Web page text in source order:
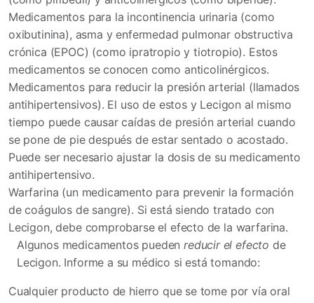
Medicamentos para la incontinencia urinaria (como
oxibutinina), asma y enfermedad pulmonar obstructiva
crónica (EPOC) (como ipratropio y tiotropio). Estos
medicamentos se conocen como anticolinérgicos.
Medicamentos para reducir la presión arterial (llamados
antihipertensivos). El uso de estos y Lecigon al mismo
tiempo puede causar caídas de presión arterial cuando
se pone de pie después de estar sentado o acostado.
Puede ser necesario ajustar la dosis de su medicamento
antihipertensivo.
Warfarina (un medicamento para prevenir la formación
de coágulos de sangre). Si está siendo tratado con
Lecigon, debe comprobarse el efecto de la warfarina.
Algunos medicamentos puedenreducir el efecto de
Lecigon. Informe a su médico si está tomando:
Cualquier producto de hierro que se tome por vía oral